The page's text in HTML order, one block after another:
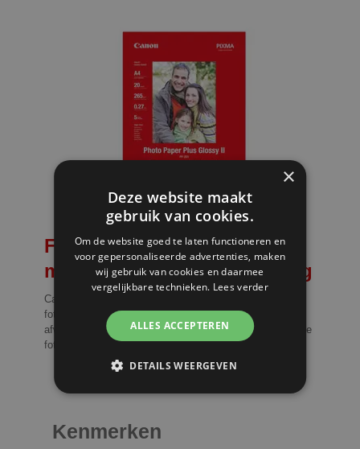
Fotopapier van topkwaliteit
met een glanzende afwerking
Canon's Photo Paper Plus Glossy II is het perfecte
fotopapier voor superieure fotoprints met een glanzende
afwerking. Dit hoogwaardige papier is perfect voor digitale
foto's en extra prints.
Kenmerken
×
Deze website maakt
gebruik van cookies.
Om de website goed te laten functioneren en
voor gepersonaliseerde advertenties, maken
wij gebruik van cookies en daarmee
vergelijkbare technieken. Lees verder
ALLES ACCEPTEREN
DETAILS WEERGEVEN